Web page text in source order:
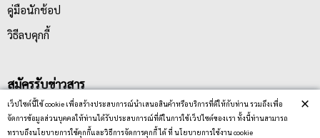
เว็ปไซต์นี้ใช้ cookie เพื่อสร้างประสบการณ์นำเสนอสินค้าหรือบริการที่ดีให้กับท่าน รวมถึงเพื่อ
จัดการข้อมูลส่วนบุคคลให้ท่านได้รับประสบการณ์ที่ดีในการใช้เว็ปไซต์ของเรา ทั้งนี้ท่านสามารถ
ทราบถึงนโยบายการใช้คุกกี้และวิธีการจัดการคุกกี้ ได้ ที่ นโยบายการใช้งาน cookie
×
คู่มือนักช้อป
วิธีลบคุกกี้
สมัครรับข่าวสาร
รับข่าวสาร